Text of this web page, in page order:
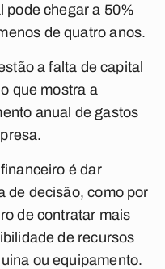
pode chegar a 50%
de quatro anos.
a falta de capital
que mostra a
anual de gastos
é dar
de decisão, como por
de contratar mais
de recursos
ou equipamento.